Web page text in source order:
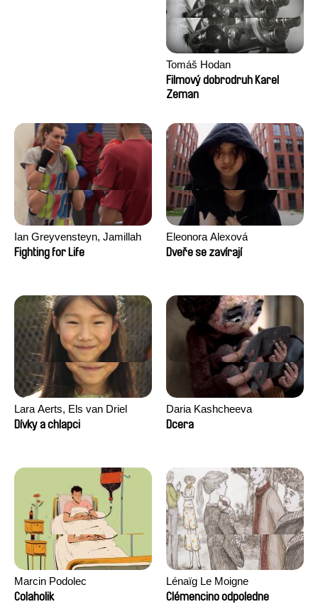
Tomáš Hodan
Filmový dobrodruh Karel
Zeman
Ian Greyvensteyn, Jamillah
van der Hulst
Fighting for Life
Eleonora Alexová
Dveře se zavírají
Lara Aerts, Els van Driel
Dívky a chlapci
Daria Kashcheeva
Dcera
Marcin Podolec
Colaholik
Lénaïg Le Moigne
Clémencino odpoledne